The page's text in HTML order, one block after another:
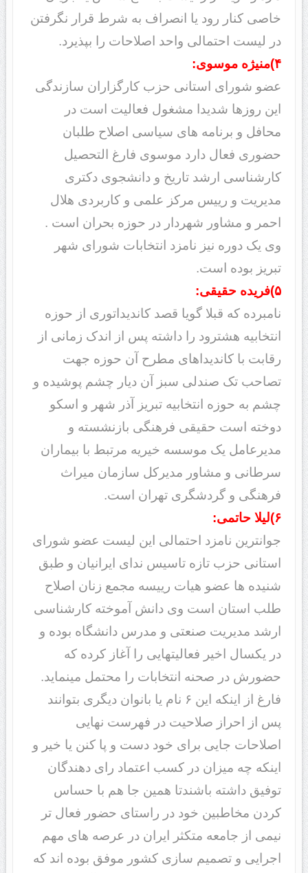
خاصی کنار رود یا انصراف به شرط قرار نگرفتن
در لیست احتمالی واحد اصلاحات را بپذیرد.
۴)منیژه موسوی:
عضو شورای استانی حزب کارگزاران سازندگی
این روزها شدیدا مشغول فعالیت است در
محافل و برنامه های سیاسی اصلاح طلبان
حضوری فعال دارد موسوی فارغ التحصیل
کارشناسی ارشد تاریخ و دانشجوی دکتری
مدیریت و رییس مرکز علمی و کاربردی هلال
احمر و مشاور شهردار در حوزه بحران است .
وی یک دوره نیز نامزد انتخابات شورای شهر
تبریز بوده است.
۵)فریده حقیقی:
نامبرده که قبلا گویا قصد کاندیداتوری از حوزه
انتخابیه هشترود را داشته پس از اندک زمانی از
رقابت با کاندیداهای مطرح آن حوزه جهت
تصاحب تک صندلی سبز آن دیار چشم پوشیده و
چشم به حوزه انتخابیه تبریز آذر شهر و اسکو
دوخته است حقیقی فرهنگی بازنشسته و
مدیرعامل یک موسسه خیریه مرتبط با بیماران
سرطانی و مشاور مدیرکل سازمان میراث
فرهنگی و گردشگری تهران است.
۶)لیلا حاتمی:
جوانترین نامزد احتمالی این لیست عضو شورای
استانی حزب تازه تاسیس ندای ایرانیان و طبق
شنیده ها عضو هیات رییسه مجمع زنان اصلاح
طلب استان است وی دانش آموخته کارشناسی
ارشد مدیریت صنعتی و مدرس دانشگاه بوده و
در یکسال اخیر فعالیتهایی را آغاز کرده که
حضورش در صحنه انتخابات را محتمل مینماید.
فارغ از اینکه این ۶ نام یا بانوان دیگری بتوانند
پس از احراز صلاحیت در فهرست نهایی
اصلاحات جایی برای خود دست و پا کنن یا خیر و
اینکه چه میزان در کسب اعتماد رای دهندگان
توفیق داشته باشندتا همین جا هم با حساس
کردن مخاطبین خود در راستای حضور فعال تر
نیمی از جامعه متکثر ایران در عرصه های مهم
اجرایی و تصمیم سازی کشور موفق بوده اند که